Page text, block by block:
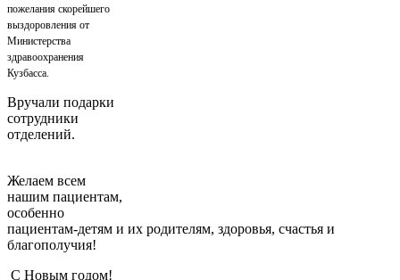
пожелания скорейшего
выздоровления от
Министерства
здравоохранения
Кузбасса.
Вручали подарки
сотрудники
отделений.
Желаем всем
нашим пациентам,
особенно
пациентам-детям и их родителям, здоровья, счастья и
благополучия!
С Новым годом!